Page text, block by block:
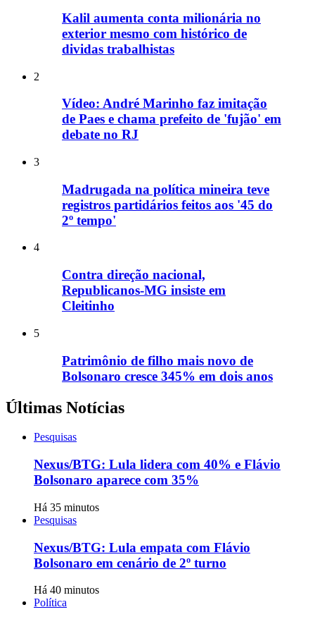
Kalil aumenta conta milionária no
exterior mesmo com histórico de
dividas trabalhistas
2
Vídeo: André Marinho faz imitação
de Paes e chama prefeito de 'fujão' em
debate no RJ
3
Madrugada na política mineira teve
registros partidários feitos aos '45 do
2º tempo'
4
Contra direção nacional,
Republicanos-MG insiste em
Cleitinho
5
Patrimônio de filho mais novo de
Bolsonaro cresce 345% em dois anos
Últimas Notícias
Pesquisas
Nexus/BTG: Lula lidera com 40% e Flávio
Bolsonaro aparece com 35%
Há 35 minutos
Pesquisas
Nexus/BTG: Lula empata com Flávio
Bolsonaro em cenário de 2º turno
Há 40 minutos
Política